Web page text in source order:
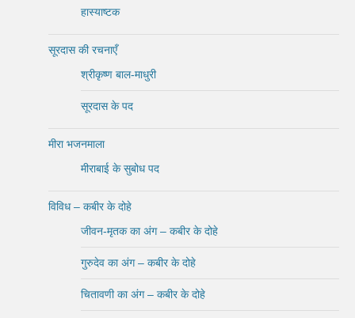
हास्याष्टक
सूरदास की रचनाएँ
श्रीकृष्ण बाल-माधुरी
सूरदास के पद
मीरा भजनमाला
मीराबाई के सुबोध पद
विविध – कबीर के दोहे
जीवन-मृतक का अंग – कबीर के दोहे
गुरुदेव का अंग – कबीर के दोहे
चितावणी का अंग – कबीर के दोहे